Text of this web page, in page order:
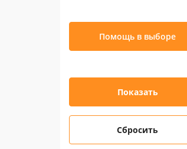
Помощь в выборе